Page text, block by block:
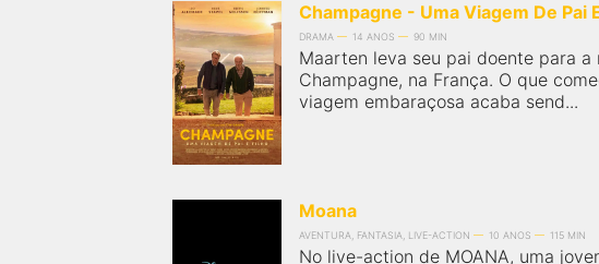
Champagne - Uma Viagem De Pai
DRAMA 14 ANOS 90 MIN
Maarten leva seu pai doente para a
Champagne, na França. O que
viagem embaraçosa acaba send...
Moana
AVENTURA, FANTASIA, LIVE-ACTION 10 ANOS 115 MIN
No live-action de MOANA, uma